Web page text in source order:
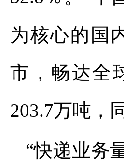
为核心的国
市，畅达全
203.7万吨，
“快递业务